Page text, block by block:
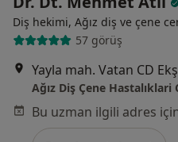
Diş hekimi, Ağız diş ve çene
57 görüş
Ağız Diş Çene Hastalıklari